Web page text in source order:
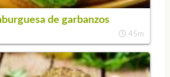
de garbanzos
45m